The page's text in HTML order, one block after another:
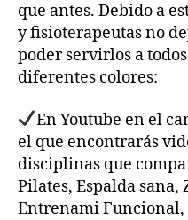
que antes. Debido a
y fisioterapeutas no
poder servirlos a
diferentes colores:
En Youtube en el
el que encontrarás
disciplinas que
Pilates, Espalda
Entrenami